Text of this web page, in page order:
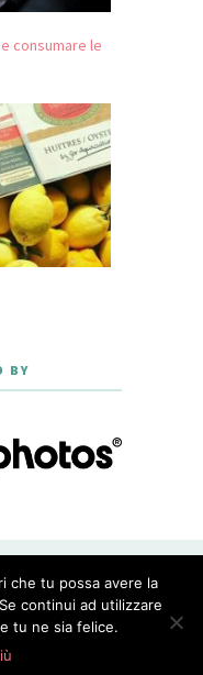
consumare le
BY
BY
che tu possa avere la
continui ad utilizzare
tu ne sia felice.